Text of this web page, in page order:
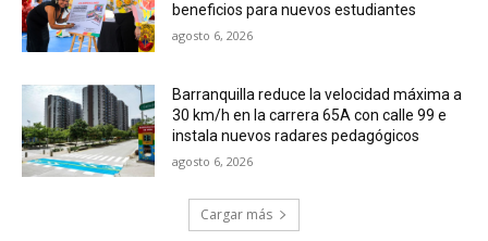
beneficios para nuevos estudiantes
agosto 6, 2026
Barranquilla reduce la velocidad máxima a
30 km/h en la carrera 65A con calle 99 e
instala nuevos radares pedagógicos
agosto 6, 2026
Cargar más